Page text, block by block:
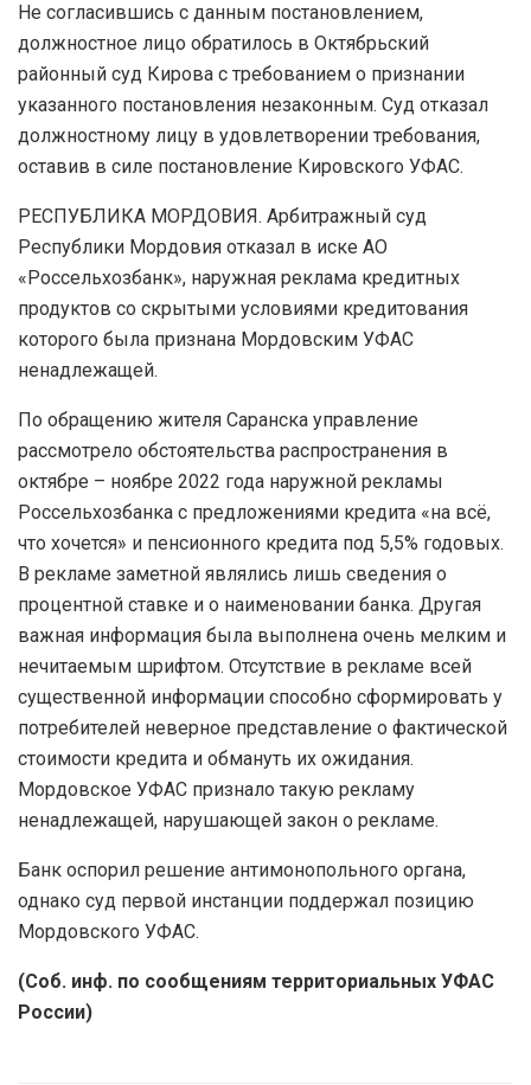
Не согласившись с данным постановлением,
должностное лицо обратилось в Октябрьский
районный суд Кирова с требованием о признании
указанного постановления незаконным. Суд отказал
должностному лицу в удовлетворении требования,
оставив в силе постановление Кировского УФАС.
РЕСПУБЛИКА МОРДОВИЯ. Арбитражный суд
Республики Мордовия отказал в иске АО
«Россельхозбанк», наружная реклама кредитных
продуктов со скрытыми условиями кредитования
которого была признана Мордовским УФАС
ненадлежащей.
По обращению жителя Саранска управление
рассмотрело обстоятельства распространения в
октябре – ноябре 2022 года наружной рекламы
Россельхозбанка с предложениями кредита «на всё,
что хочется» и пенсионного кредита под 5,5% годовых.
В рекламе заметной являлись лишь сведения о
процентной ставке и о наименовании банка. Другая
важная информация была выполнена очень мелким и
нечитаемым шрифтом. Отсутствие в рекламе всей
существенной информации способно сформировать у
потребителей неверное представление о фактической
стоимости кредита и обмануть их ожидания.
Мордовское УФАС признало такую рекламу
ненадлежащей, нарушающей закон о рекламе.
Банк оспорил решение антимонопольного органа,
однако суд первой инстанции поддержал позицию
Мордовского УФАС.
(Соб. инф. по сообщениям территориальных УФАС
России)